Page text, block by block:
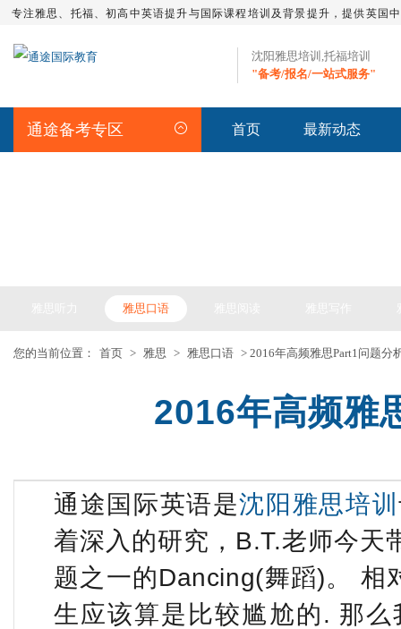
专注雅思、托福、初高中英语提升与国际课程培训及背景提升，提供英国
沈阳雅思培训,托福培训
"备考/报名/一站式服务"
通途备考专区 首页 最新动态
雅思口语
您的当前位置： 首页 > 雅思 > 雅思口语 > 2016年高频雅思Part1问题分
2016年高频雅
通途国际英语是沈阳雅思培训
着深入的研究，B.T.老师今
题之一的Dancing(舞蹈)。 相
生应该算是比较尴尬的. 那
托福全程班【日本方向】 SAT强化班